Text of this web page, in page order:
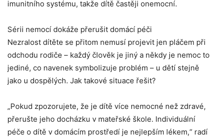
imunitního systému, takže dítě častěji onemocní.
Sérii nemocí dokáže přerušit domácí péči
Nezralost dítěte se přitom nemusí projevit jen pláčem při
odchodu rodiče – každý člověk je jiný a někdy je nemoc to
jediné, co navenek symbolizuje problém – u dětí stejně
jako u dospělých. Jak takové situace řešit?
„Pokud zpozorujete, že je dítě více nemocné než zdravé,
přerušte jeho docházku v mateřské škole. Individuální
péče o dítě v domácím prostředí je nejlepším lékem,“ radí